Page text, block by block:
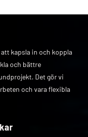
kapsla in och koppla
och bättre
Det gör vi
och vara flexibla